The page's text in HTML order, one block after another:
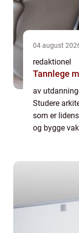
04 august
redaktionel
av
Studere
som er
og bygge